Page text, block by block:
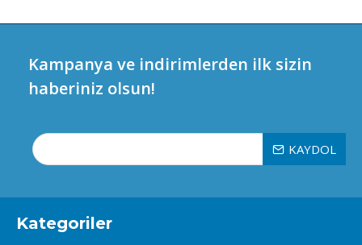
Kampanya ve indirimlerden ilk sizin
haberiniz olsun!
KAYDOL
Kategoriler